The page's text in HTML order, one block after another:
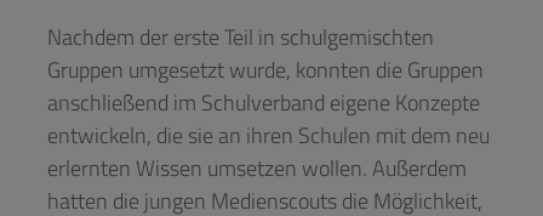
Nachdem der erste Teil in schulgemischten
Gruppen umgesetzt wurde, konnten die Gruppen
anschließend im Schulverband eigene Konzepte
entwickeln, die sie an ihren Schulen mit dem neu
erlernten Wissen umsetzen wollen. Außerdem
hatten die jungen Medienscouts die Möglichkeit,